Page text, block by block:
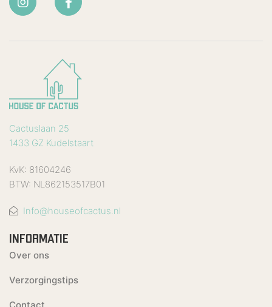
Cactuslaan 25
1433 GZ Kudelstaart
KvK: 81604246
BTW: NL862153517B01
Info@houseofcactus.nl
INFORMATIE
Over ons
Verzorgingstips
Contact